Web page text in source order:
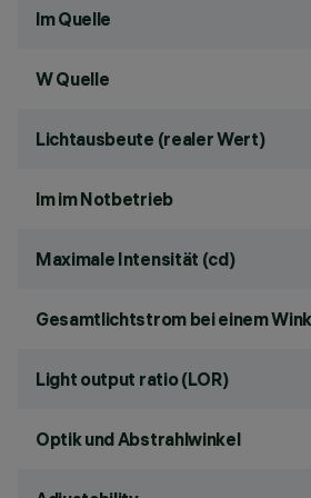
lm Quelle
W Quelle
Lichtausbeute (realer Wert)
lm im Notbetrieb
Maximale Intensität (cd)
Gesamtlichtstrom bei einem
Light output ratio (LOR)
Optik und Abstrahlwinkel